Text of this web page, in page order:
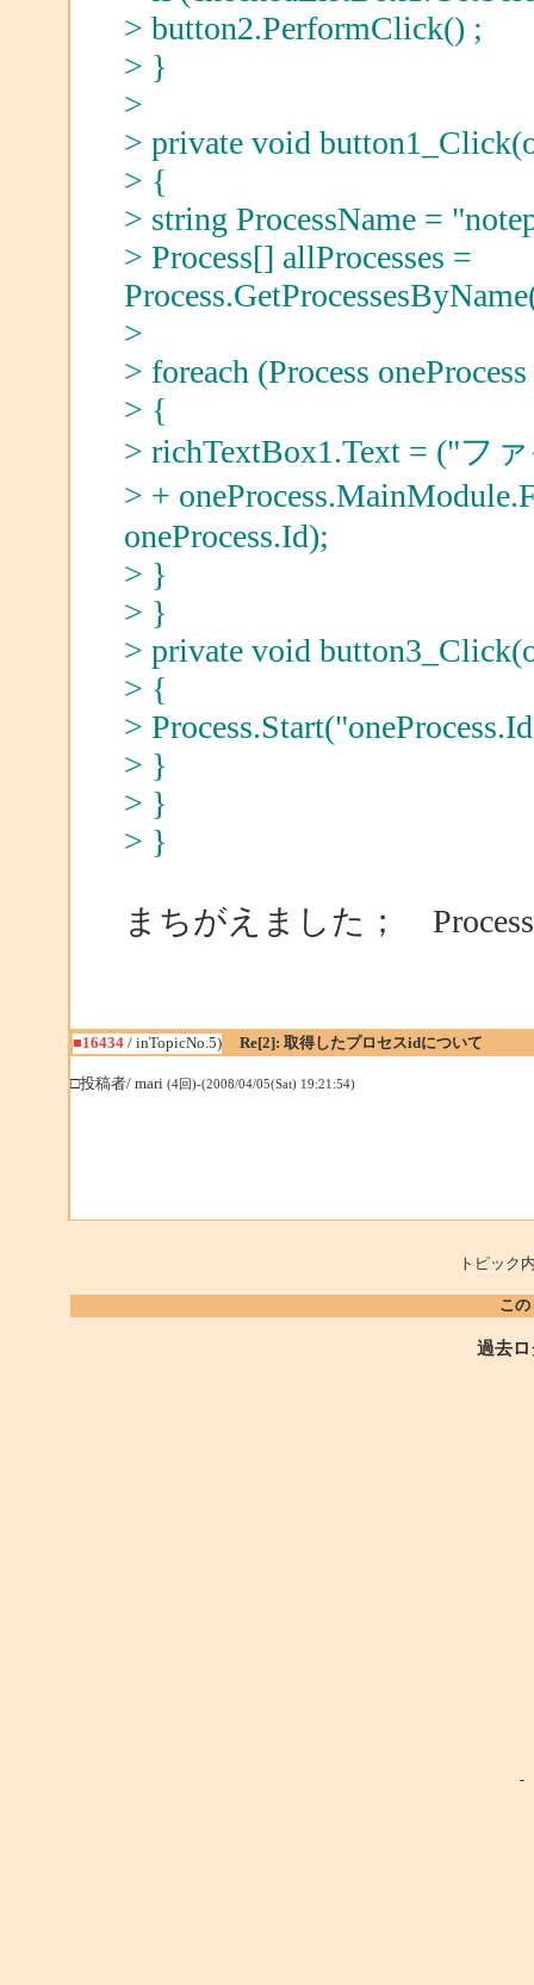
> button2.PerformClick() ;
> }
>
> private void
> {
> string ProcessName =
> Process[] allProcesses =
>
> foreach (Process
> {
> richTextBox1.Text = ("フ
> +
oneProcess.Id);
> }
> }
> private void
> {
>
> }
> }
> }
まちがえました；
■16434/ inTopicNo.5) Re[2]: 取得したプロセスidについて
□投稿者/ mari (4回)-(2008/04/05(Sat) 19:21:54)
トピッ
こ
過去